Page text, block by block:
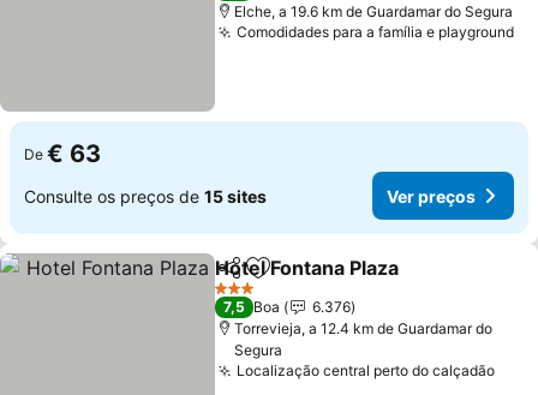
Elche, a 19.6 km de Guardamar do Segura
Comodidades para a família e playground
De € 63
Consulte os preços de 15 sites Ver preços
PartilharAdicionar aos favoritos
Hotel Fontana Plaza
3 Estrelas
7,5 Boa
6.376
Torrevieja, a 12.4 km de Guardamar do
Segura
Localização central perto do calçadãoVer